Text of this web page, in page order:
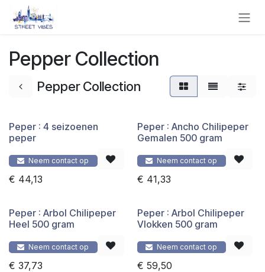
Overslaan naar inhoud
Pepper Collection
Pepper Collection
Peper : 4 seizoenen
peper
Neem contact op
€ 44,13
Peper : Ancho Chilipeper
Gemalen 500 gram
Neem contact op
€ 41,33
Peper : Arbol Chilipeper
Heel 500 gram
Neem contact op
€ 37,73
Peper : Arbol Chilipeper
Vlokken 500 gram
Neem contact op
€ 59,50